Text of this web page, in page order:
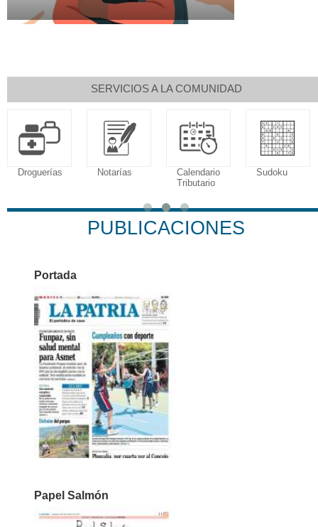
SERVICIOS A LA COMUNIDAD
Droguerías Notarías
Calendario
Tributario
Sudoku
PUBLICACIONES
Portada
Papel Salmón